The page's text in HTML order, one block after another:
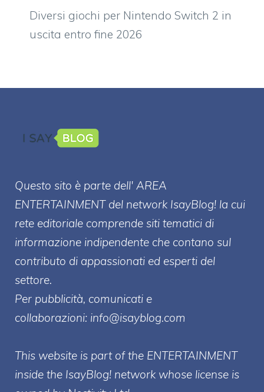
Diversi giochi per Nintendo Switch 2 in
uscita entro fine 2026
Questo sito è parte dell' AREA
ENTERTAINMENT del network IsayBlog! la cui
rete editoriale comprende siti tematici di
informazione indipendente che contano sul
contributo di appassionati ed esperti del
settore.
Per pubblicità, comunicati e
collaborazioni: info@isayblog.com
This website is part of the ENTERTAINMENT
inside the IsayBlog! network whose license is